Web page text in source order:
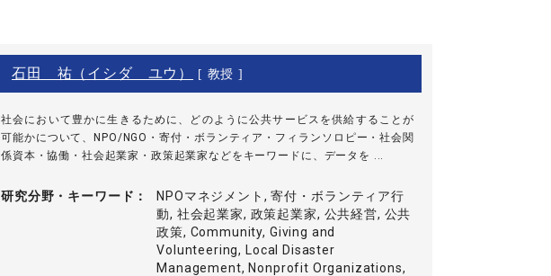
石田 祐（イシダ ユウ） [ 教授 ]
社会において豊かに生きるために、どのように公共サービスを供給することが
可能かについて、NPO/NGO・寄付・ボランティア・フィランソロピー・社会関
係資本・協働・社会起業家・政策起業家などをキーワードに、データを ...
研究分野・ キーワード
NPOマネジメント, 寄付・ボランティア行
動, 社会起業家, 政策起業家, 公共経営, 公共
政策, Community, Giving and
Volunteering, Local Disaster
Management, Nonprofit Organizations,